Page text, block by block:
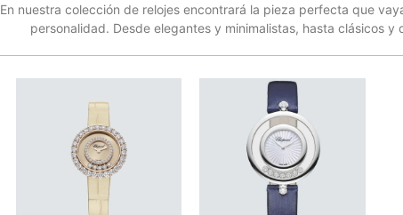
En nuestra colección de relojes encontrará la pieza perfecta que
personalidad. Desde elegantes y minimalistas, hasta clásicos y